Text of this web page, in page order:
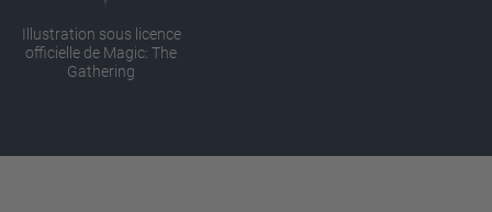
Illustration sous licence
officielle de Magic: The
Gathering